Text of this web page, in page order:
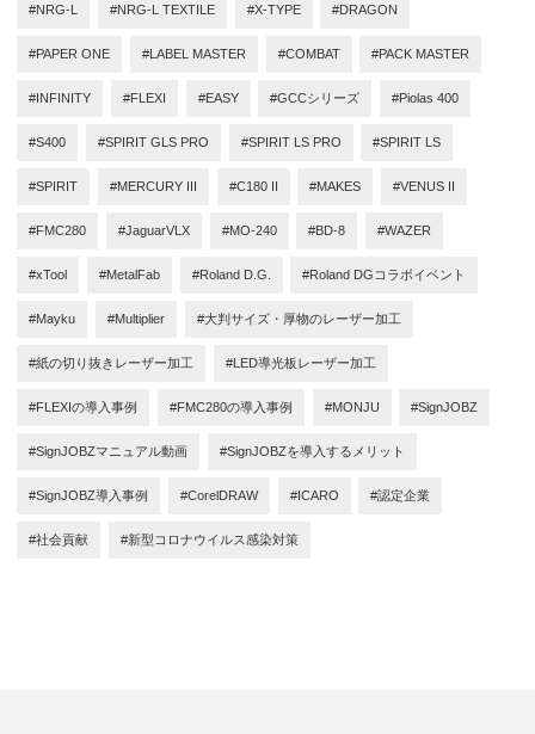
#NRG-L #NRG-L TEXTILE #X-TYPE #DRAGON
#PAPER ONE #LABEL MASTER #COMBAT #PACK MASTER
#INFINITY #FLEXI #EASY #GCCシリーズ #Piolas 400
#S400 #SPIRIT GLS PRO #SPIRIT LS PRO #SPIRIT LS
#SPIRIT #MERCURY III #C180 II #MAKES #VENUS II
#FMC280 #JaguarVLX #MO-240 #BD-8 #WAZER
#xTool #MetalFab #Roland D.G. #Roland DGコラボイベント
#Mayku #Multiplier #大判サイズ・厚物のレーザー加工
#紙の切り抜きレーザー加工 #LED導光板レーザー加工
#FLEXIの導入事例 #FMC280の導入事例 #MONJU #SignJOBZ
#SignJOBZマニュアル動画 #SignJOBZを導入するメリット
#SignJOBZ導入事例 #CorelDRAW #ICARO #認定企業
#社会貢献 #新型コロナウイルス感染対策